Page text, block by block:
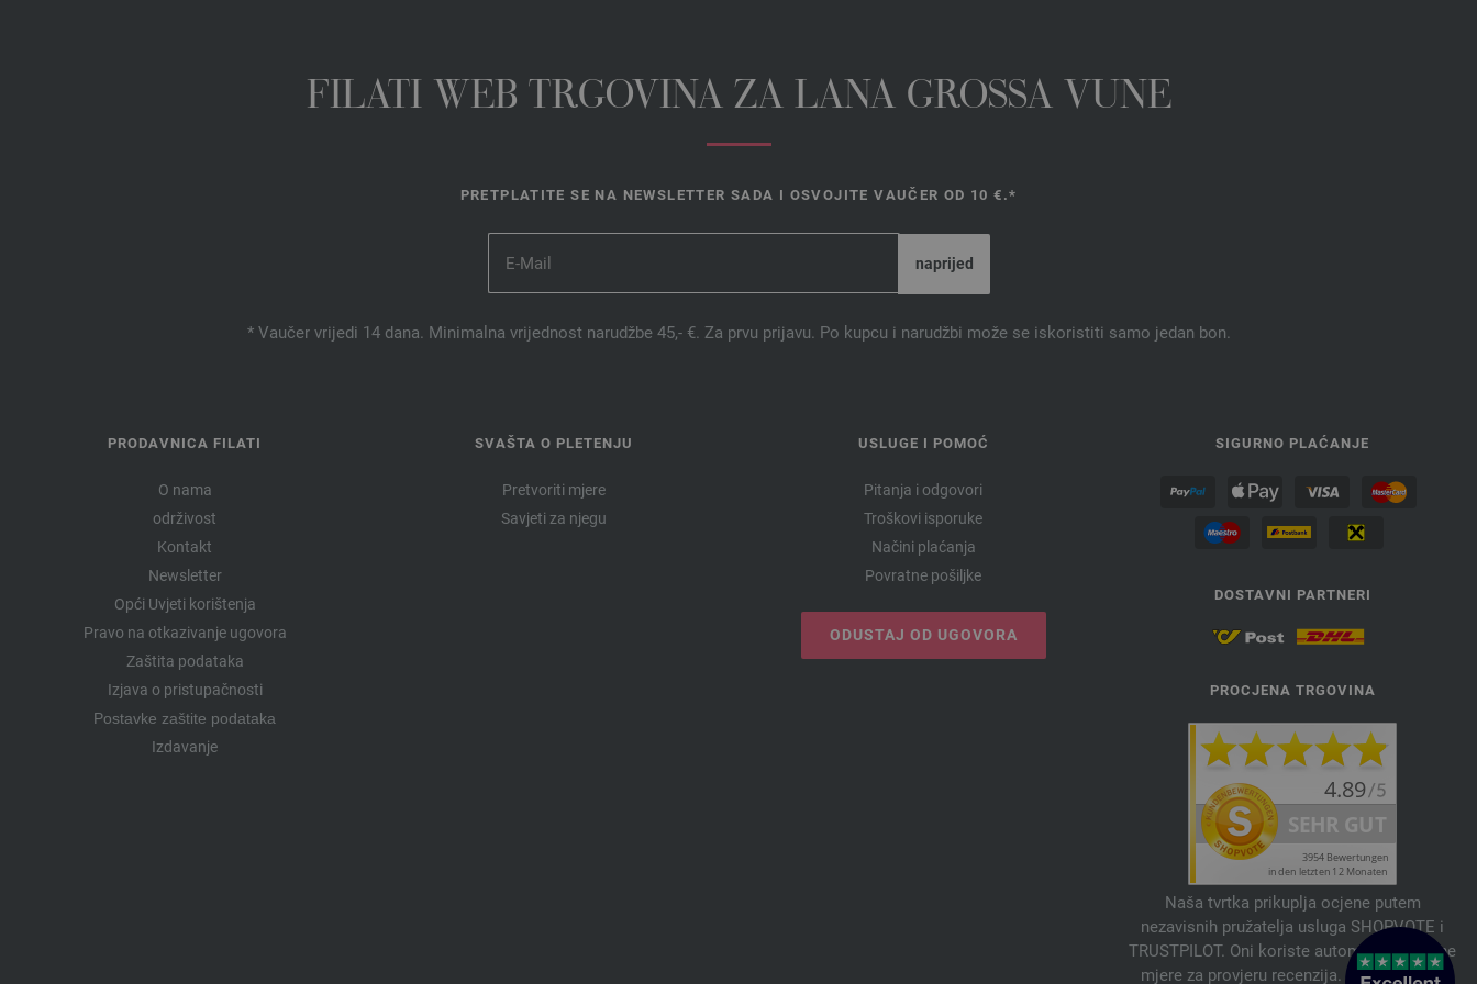
FILATI WEB TRGOVINA ZA LANA GROSSA VUNE
PRETPLATITE SE NA NEWSLETTER SADA I OSVOJITE VAUČER OD 10 €.*
* Vaučer vrijedi 14 dana. Minimalna vrijednost narudžbe 45,- €. Za prvu prijavu. Po kupcu i narudžbi može se iskoristiti samo jedan bon.
PRODAVNICA FILATI
O nama
održivost
Kontakt
Newsletter
Opći Uvjeti korištenja
Pravo na otkazivanje ugovora
Zaštita podataka
Izjava o pristupačnosti
Postavke zaštite podataka
Izdavanje
SVAŠTA O PLETENJU
Pretvoriti mjere
Savjeti za njegu
USLUGE I POMOĆ
Pitanja i odgovori
Troškovi isporuke
Načini plaćanja
Povratne pošiljke
ODUSTAJ OD UGOVORA
SIGURNO PLAĆANJE
DOSTAVNI PARTNERI
PROCJENA TRGOVINA
Naša tvrtka prikuplja ocjene putem
nezavisnih pružatelja usluga SHOPVOTE i
TRUSTPILOT. Oni koriste automatske i ručne
mjere za provjeru recenzija. Informacije o